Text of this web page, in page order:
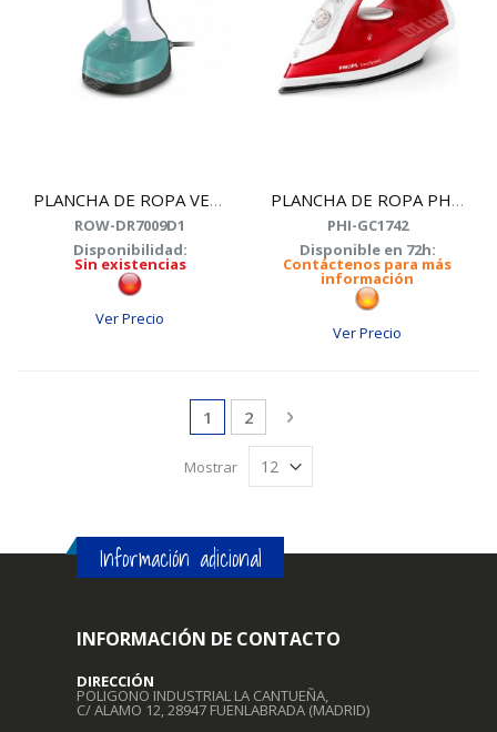
PLANCHA DE ROPA VERTICAL ROWENTA DR7009D1
ROW-DR7009D1
Disponibilidad:
Sin existencias
Ver Precio
PLANCHA DE ROPA PHILIPS GC1742/40 2000W
PHI-GC1742
Disponible en 72h:
Contáctenos para más
información
Ver Precio
You're currently reading page
1 Page
2 Page
Siguiente
Mostrar
Información adicional
INFORMACIÓN DE CONTACTO
DIRECCIÓN
POLIGONO INDUSTRIAL LA CANTUEÑA,
C/ ALAMO 12, 28947 FUENLABRADA (MADRID)